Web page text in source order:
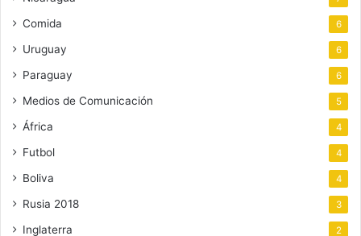
Comida 6
Uruguay 6
Paraguay 6
Medios de Comunicación 5
África 4
Futbol 4
Boliva 4
Rusia 2018 3
Inglaterra 2